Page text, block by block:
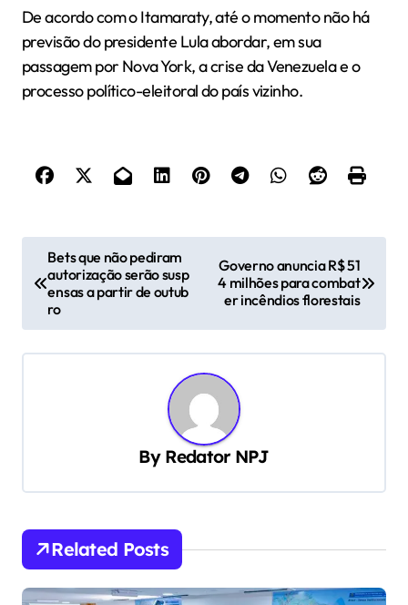
De acordo com o Itamaraty, até o momento não há
previsão do presidente Lula abordar, em sua
passagem por Nova York, a crise da Venezuela e o
processo político-eleitoral do país vizinho.
a
o
P
Bets que não pediram
autorização serão susp
ensas a partir de outub
ro
Governo anuncia R$ 51
4 milhões para combat
er incêndios florestais
By Redator NPJ
Related Posts